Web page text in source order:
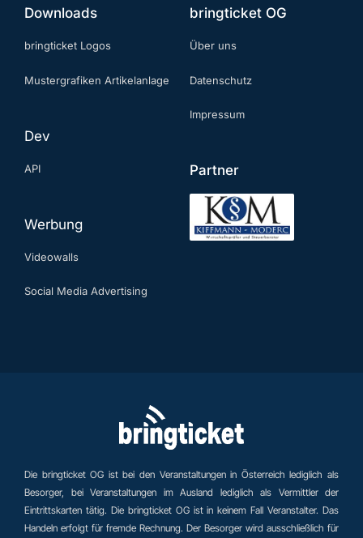
Downloads
bringticket Logos
Mustergrafiken Artikelanlage
Dev
API
Werbung
Videowalls
Social Media Advertising
bringticket OG
Über uns
Datenschutz
Impressum
Partner
Die bringticket OG ist bei den Veranstaltungen in Österreich lediglich als
Besorger, bei Veranstaltungen im Ausland lediglich als Vermittler der
Eintrittskarten tätig. Die bringticket OG ist in keinem Fall Veranstalter. Das
Handeln erfolgt für fremde Rechnung. Der Besorger wird ausschließlich für